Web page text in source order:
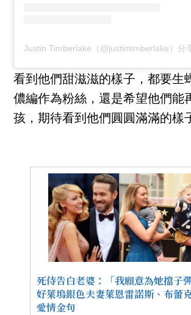
Justin Timberlake（@justintimberlake）分
看到他們甜滋滋的樣子，都要生
儂編作為粉絲，還是希望他們能
孩，期待看到他們圓圓滿滿的樣
死侍告白老婆：「我願意為她擋子
好萊塢銀色夫妻萊恩雷諾斯、布蕾
愛情金句